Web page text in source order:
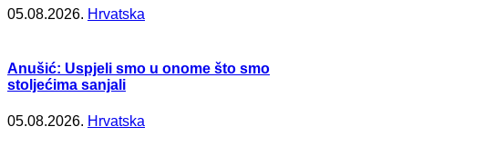
05.08.2026. Hrvatska
Anušić: Uspjeli smo u onome što smo
stoljećima sanjali
05.08.2026. Hrvatska